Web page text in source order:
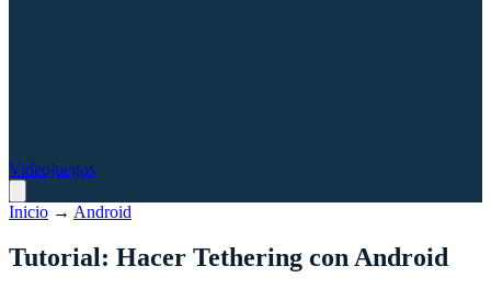
Videojuegos
Inicio → Android
Tutorial: Hacer Tethering con Android